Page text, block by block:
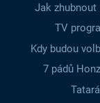
Jak zhubnout
TV
Kdy budou
7 pádů